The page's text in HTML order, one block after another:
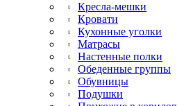
Кресла-мешки
Кровати
Кухонные уголки
Матрасы
Настенные полки
Обеденные группы
Обувницы
Подушки